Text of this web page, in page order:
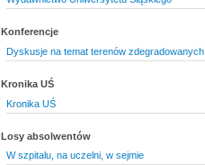
Konferencje
Dyskusje na temat terenów zdegradowanych
Kronika UŚ
Kronika UŚ
Losy absolwentów
W szpitalu, na uczelni, w sejmie